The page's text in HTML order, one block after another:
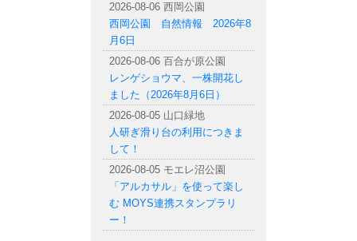
2026-08-06 西岡公園
西岡公園 自然情報 2026年8
月6日
2026-08-06 百合が原公園
レンゲショウマ、一株開花し
ました（2026年8月6日）
2026-08-05 山口緑地
人研ぎ滑り台の利用につきま
して！
2026-08-05 モエレ沼公園
「アルカサル」を使って楽し
む MOYS連携スタンプラリ
ー！